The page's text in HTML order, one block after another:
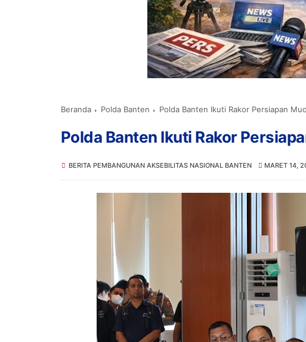
Beranda Polda Banten Polda Banten Ikuti Rakor Persiapan
Polda Banten Ikuti Rakor
BERITA PEMBANGUNAN AKSEBILITAS NASIONAL BANTEN MARET 14,